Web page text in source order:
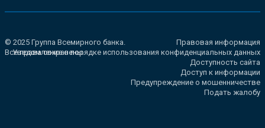
© 2025 Группа Всемирного банка.
Все права сохранены.
Правовая информация
Уведомление о порядке использования конфиденциальных данных
Доступность сайта
Доступ к информации
Предупреждение о мошенничестве
Подать жалобу